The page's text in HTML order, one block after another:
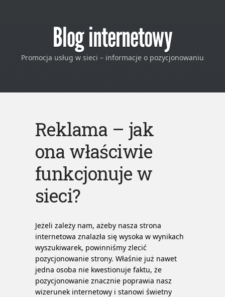
Blog internetowy
Promocja usług w sieci – informacje o pozycjonowaniu
Reklama – jak
ona właściwie
funkcjonuje w
sieci?
Jeżeli zależy nam, ażeby nasza strona
internetowa znalazła się wysoka w wynikach
wyszukiwarek, powinniśmy zlecić
pozycjonowanie strony. Właśnie już nawet
jedna osoba nie kwestionuje faktu, że
pozycjonowanie znacznie poprawia nasz
wizerunek internetowy i stanowi świetny